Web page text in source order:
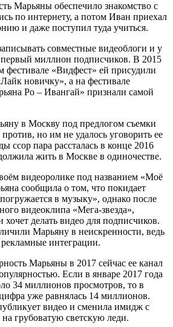
Марьяны обеспечило знакомство с
по интернету, а потом Иван приехал
и даже поступил туда учиться.
совместные видеоблоги и у
миллион подписчиков. В 2015
фестивале «Видфест» ей присудили
новичку», а на фестивале
Ро – Ивангай» признали самой
в Москву под предлогом съемки
но им не удалось уговорить ее
ссор пара рассталась в конце 2016
жить в Москве в одиночестве.
видеоролике под названием «Моё
сообщила о том, что покидает
в музыку», однако после
видеоклипа «Мега-звезда»,
хочет делать видео для подписчиков.
Марьяну в неискренности, ведь
интеграции.
Марьяны в 2017 сейчас ее канал
Если в январе 2017 года
34 миллионов просмотров, то в
уже равнялась 14 миллионов.
видео и сменила имидж с
грубоватую светскую леди.